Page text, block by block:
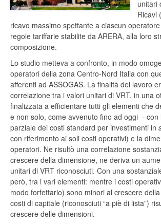
unitari
Ricavi
ricavo massimo spettante a ciascun
regole tariffarie stabilite da ARERA, alla loro
composizione.
Lo studio metteva a confronto, in modo
operatori della zona Centro-Nord Italia con
afferenti ad ASSOGAS. La finalità del lavoro
correlazione tra i valori unitari di VRT, in una
finalizzata a efficientare tutti gli elementi che
e non solo, come avvenuto fino ad oggi - con
parziale dei costi standard per investimenti in
con riferimento ai soli costi operativi) e la
operatori. Ne risultò una correlazione
crescere della dimensione, ne deriva un
unitari di VRT riconosciuti. Con una
però, tra i vari elementi: mentre i costi
modo forfettario) sono minori al crescere
costi di capitale (riconosciuti “a piè di lista”)
crescere delle dimensioni.